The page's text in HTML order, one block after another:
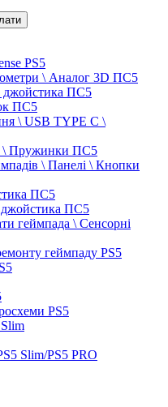
PS5
\ Аналог 3D ПС5
ПС5
ПС5
\ USB TYPE C \
\ Пружинки ПС5
\ Панелі \ Кнопки
ПС5
джойстика ПС5
геймпада \ Сенсорні
геймпаду PS5
PS5
Slim/PS5 PRO